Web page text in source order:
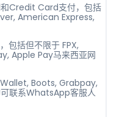
Credit Card支付，包括
American Express,
包括但不限于 FPX,
Apple Pay马来西亚网
Boots, Grabpay,
联系WhatsApp客服人